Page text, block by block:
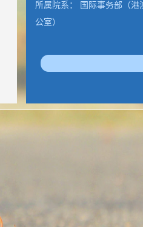
所属院系： 国际事务部（港
公室）